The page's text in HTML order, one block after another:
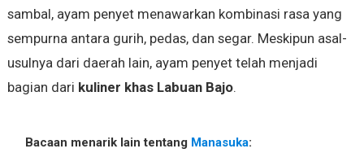
sambal, ayam penyet menawarkan kombinasi rasa yang
sempurna antara gurih, pedas, dan segar. Meskipun asal-
usulnya dari daerah lain, ayam penyet telah menjadi
bagian dari kuliner khas Labuan Bajo.
Bacaan menarik lain tentang Manasuka: